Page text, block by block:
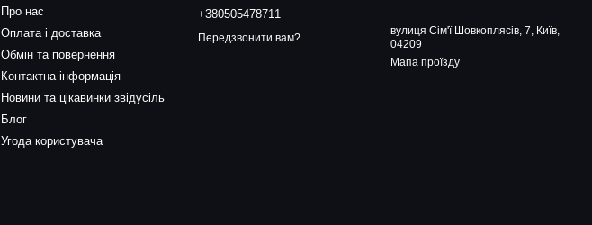
Про нас
Оплата і доставка
Обмін та повернення
Контактна інформація
Новини та цікавинки звідусіль
Блог
Угода користувача
+380505478711
Передзвонити вам?
вулиця Сім'ї Шовкоплясів, 7, Київ,
04209
Мапа проїзду